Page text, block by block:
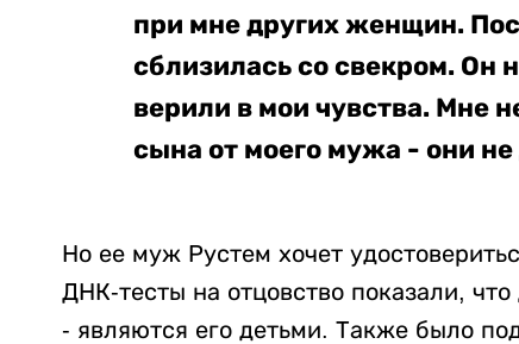
при мне других женщин.
сблизилась со свекром. Он
верили в мои чувства. Мне
сына от моего мужа - они
Но ее муж Рустем хочет
ДНК-тесты на отцовство показали,
- являются его детьми. Также было